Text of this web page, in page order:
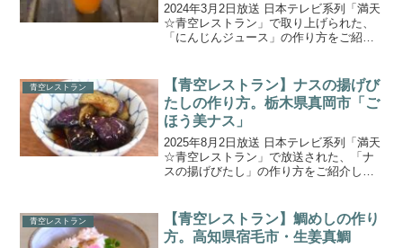
2024年3月2日放送 日本テレビ系列「満天
☆青空レストラン」で取り上げられた、
「にんじんジュース」の作り方をご紹介
せたニンジンは、生で食べればフルーツ
級の甘さ！熱を加...
青空レストラン
【青空レストラン】ナスの揚げび
たしの作り方。栃木県真岡市「ご
ほう美ナス」
2025年8月2日放送 日本テレビ系列「満天
☆青空レストラン」で放送された、「ナ
スの揚げびたし」の作り方をご紹介しま
スを育て方だけで、究極の一品に！ごほ
う美ナスのフルコ...
青空レストラン
【青空レストラン】鯛めしの作り
方。高知県宿毛市・生姜真鯛